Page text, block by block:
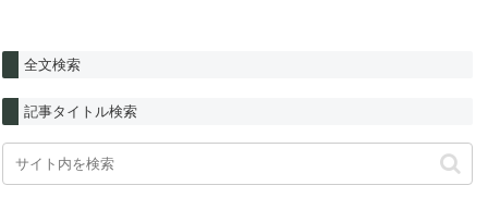
全文検索
記事タイトル検索